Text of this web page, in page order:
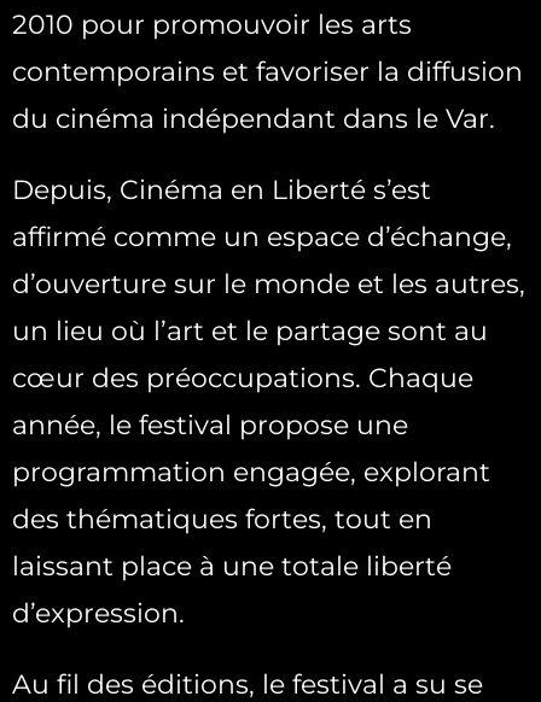
2010 pour promouvoir les arts
contemporains et favoriser la diffusion
du cinéma indépendant dans le Var.
Depuis, Cinéma en Liberté s’est
affirmé comme un espace d’échange,
d’ouverture sur le monde et les autres,
un lieu où l’art et le partage sont au
cœur des préoccupations. Chaque
année, le festival propose une
programmation engagée, explorant
des thématiques fortes, tout en
laissant place à une totale liberté
d’expression.
Au fil des éditions, le festival a su se